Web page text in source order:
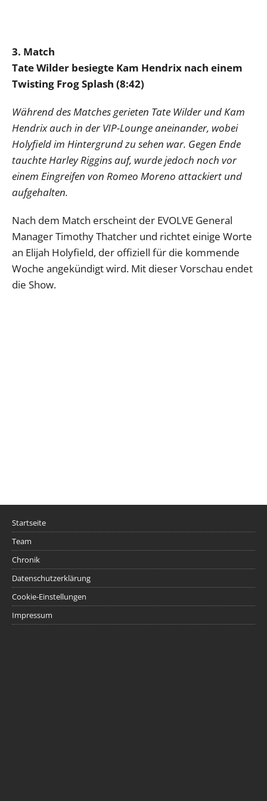
3. Match
Tate Wilder besiegte Kam Hendrix nach einem
Twisting Frog Splash (8:42)
Während des Matches gerieten Tate Wilder und Kam
Hendrix auch in der VIP-Lounge aneinander, wobei
Holyfield im Hintergrund zu sehen war. Gegen Ende
tauchte Harley Riggins auf, wurde jedoch noch vor
einem Eingreifen von Romeo Moreno attackiert und
aufgehalten.
Nach dem Match erscheint der EVOLVE General
Manager Timothy Thatcher und richtet einige Worte
an Elijah Holyfield, der offiziell für die kommende
Woche angekündigt wird. Mit dieser Vorschau endet
die Show.
Startseite
Team
Chronik
Datenschutzerklärung
Cookie-Einstellungen
Impressum